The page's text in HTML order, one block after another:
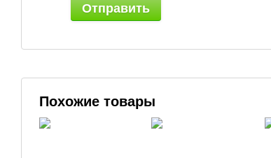
Отправить
Похожие товары